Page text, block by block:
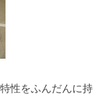
性をふんだんに持